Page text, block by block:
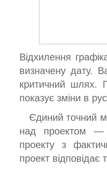
Відхилення
визначену дату.
критичний шлях.
показує зміни в
Єдиний точний
над проектом —
проекту з
проект